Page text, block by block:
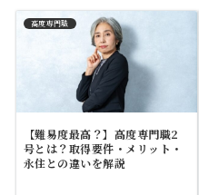
高度専門職
【難易度最高？】高度専門職2
号とは？取得要件・メリット・
永住との違いを解説